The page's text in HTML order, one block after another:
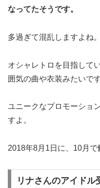
なってたそうです。
多過ぎて混乱しますよね。
オシャレトロを目指して
囲気の曲や衣装みたいです
ユニークなプロモーショ
すよ。
2018年8月1日に、10月で
リナさんのアイドル